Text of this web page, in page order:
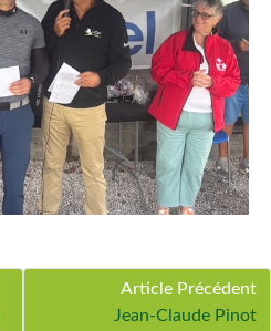
Article Précédent
Jean-Claude Pinot